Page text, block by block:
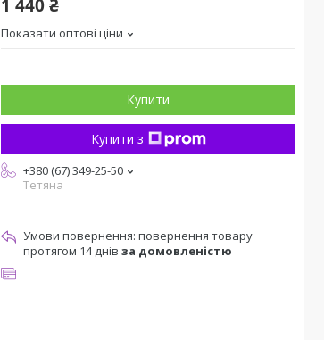
1 440 ₴
Показати оптові ціни
Купити
Купити з
+380 (67) 349-25-50
Тетяна
повернення товару
протягом 14 днів за домовленістю